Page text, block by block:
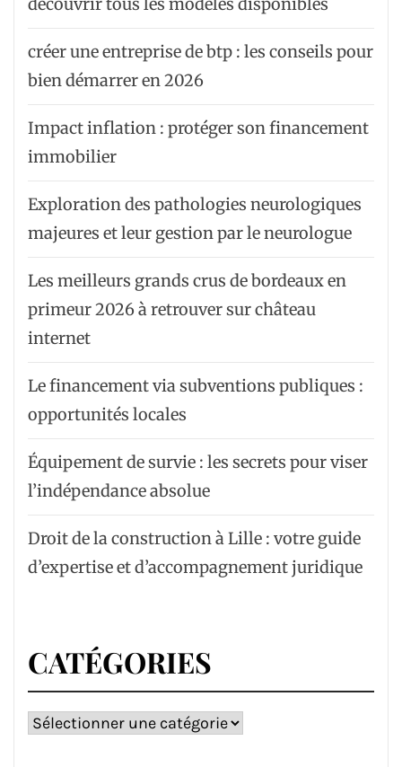
créer une entreprise de btp : les conseils pour
bien démarrer en 2026
Impact inflation : protéger son financement
immobilier
Exploration des pathologies neurologiques
majeures et leur gestion par le neurologue
Les meilleurs grands crus de bordeaux en
primeur 2026 à retrouver sur château
internet
Le financement via subventions publiques :
opportunités locales
Équipement de survie : les secrets pour viser
l’indépendance absolue
Droit de la construction à Lille : votre guide
d’expertise et d’accompagnement juridique
CATÉGORIES
Catégories